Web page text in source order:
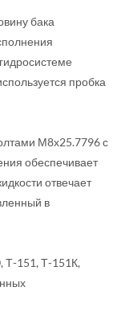
бака
пробка
М8х25.7796 с
обеспечивает
отвечает
в
Т-151, Т-151К,